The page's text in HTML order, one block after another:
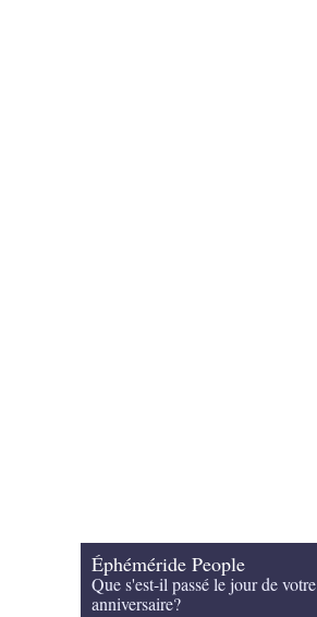
Éphéméride People
Que s'est-il passé le jour de votre
anniversaire?